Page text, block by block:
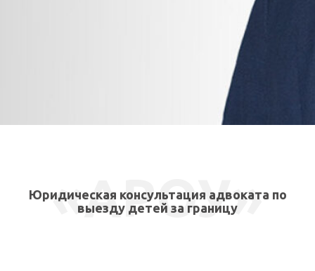
Юридическая консультация адвоката по
выезду детей за границу
«АРОУ»